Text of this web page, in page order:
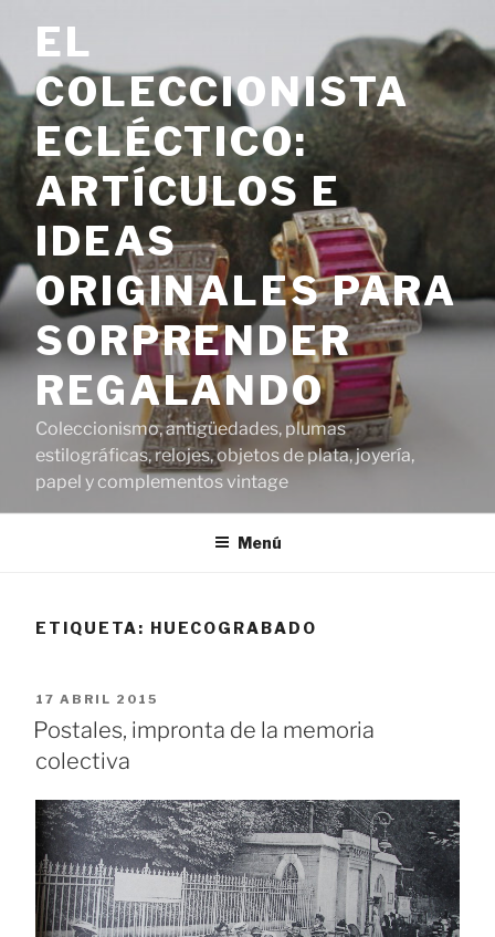
contenido
EL
COLECCIONISTA
ECLÉCTICO:
ARTÍCULOS E
IDEAS
ORIGINALES PARA
SORPRENDER
REGALANDO
Coleccionismo, antigüedades, plumas
estilográficas, relojes, objetos de plata, joyería,
papel y complementos vintage
Menú
ETIQUETA: HUECOGRABADO
PUBLICADO
EL
17 ABRIL 2015
Postales, impronta de la memoria
colectiva